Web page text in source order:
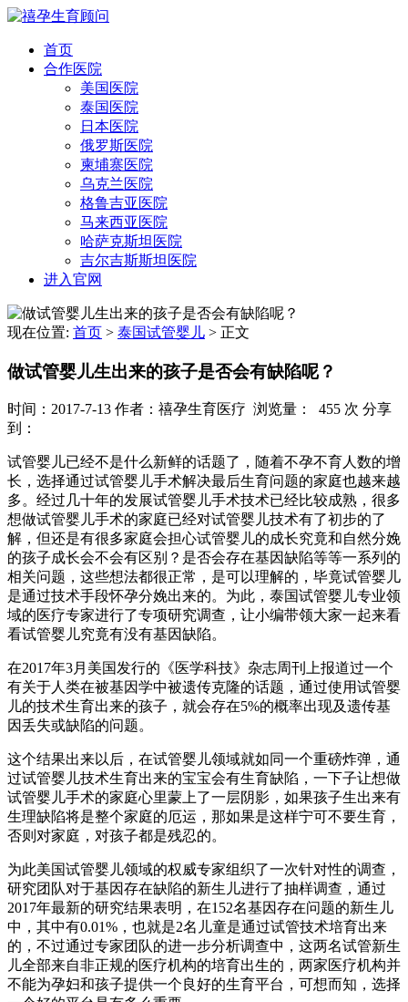
首页
合作医院
美国医院
泰国医院
日本医院
俄罗斯医院
柬埔寨医院
乌克兰医院
格鲁吉亚医院
马来西亚医院
哈萨克斯坦医院
吉尔吉斯斯坦医院
进入官网
现在位置: 首页 > 泰国试管婴儿 > 正文
做试管婴儿生出来的孩子是否会有缺陷呢？
时间：2017-7-13 作者：禧孕生育医疗 浏览量： 455 次 分享
到：
试管婴儿已经不是什么新鲜的话题了，随着不孕不育人数的增
长，选择通过试管婴儿手术解决最后生育问题的家庭也越来越
多。经过几十年的发展试管婴儿手术技术已经比较成熟，很多
想做试管婴儿手术的家庭已经对试管婴儿技术有了初步的了
解，但还是有很多家庭会担心试管婴儿的成长究竟和自然分娩
的孩子成长会不会有区别？是否会存在基因缺陷等等一系列的
相关问题，这些想法都很正常，是可以理解的，毕竟试管婴儿
是通过技术手段怀孕分娩出来的。为此，泰国试管婴儿专业领
域的医疗专家进行了专项研究调查，让小编带领大家一起来看
看试管婴儿究竟有没有基因缺陷。
在2017年3月美国发行的《医学科技》杂志周刊上报道过一个
有关于人类在被基因学中被遗传克隆的话题，通过使用试管婴
儿的技术生育出来的孩子，就会存在5%的概率出现及遗传基
因丢失或缺陷的问题。
这个结果出来以后，在试管婴儿领域就如同一个重磅炸弹，通
过试管婴儿技术生育出来的宝宝会有生育缺陷，一下子让想做
试管婴儿手术的家庭心里蒙上了一层阴影，如果孩子生出来有
生理缺陷将是整个家庭的厄运，那如果是这样宁可不要生育，
否则对家庭，对孩子都是残忍的。
为此美国试管婴儿领域的权威专家组织了一次针对性的调查，
研究团队对于基因存在缺陷的新生儿进行了抽样调查，通过
2017年最新的研究结果表明，在152名基因存在问题的新生儿
中，其中有0.01%，也就是2名儿童是通过试管技术培育出来
的，不过通过专家团队的进一步分析调查中，这两名试管新生
儿全部来自非正规的医疗机构的培育出生的，两家医疗机构并
不能为孕妇和孩子提供一个良好的生育平台，可想而知，选择